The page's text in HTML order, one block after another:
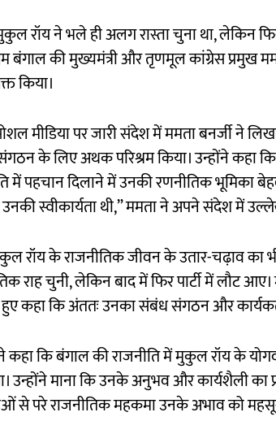
रॉय ने भले ही अलग रास्ता चुना था, लेकिन
बंगाल की मुख्यमंत्री और तृणमूल कांग्रेस प्रमुख
किया।
मीडिया पर जारी संदेश में ममता बनर्जी ने
के लिए अथक परिश्रम किया। उन्होंने कहा
में पहचान दिलाने में उनकी रणनीतिक भूमिका
स्वीकार्यता थी,” ममता ने अपने संदेश में
रॉय के राजनीतिक जीवन के उतार-चढ़ाव का
राह चुनी, लेकिन बाद में फिर पार्टी में लौट
कहा कि अंततः उनका संबंध संगठन और
कहा कि बंगाल की राजनीति में मुकुल रॉय के
उन्होंने माना कि उनके अनुभव और कार्यशैली
से परे राजनीतिक महकमा उनके अभाव को